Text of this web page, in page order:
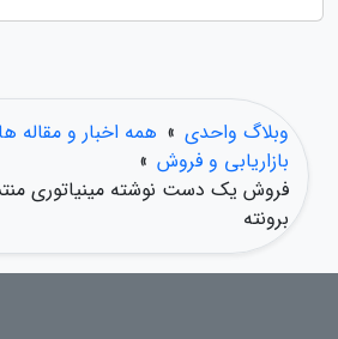
وبلاگ واحدی » همه اخبار و مقاله ها
بازاریابی و فروش »
فروش یک دست نوشته مینیاتوری
برونته